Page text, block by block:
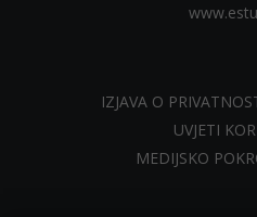
IZJAVA O
UVJETI
MEDIJSKO